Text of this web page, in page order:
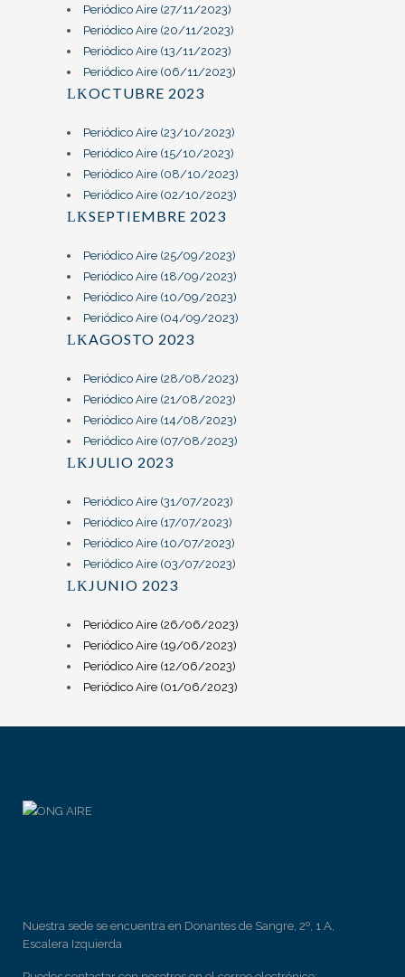
Periódico Aire (27/11/2023)
Periódico Aire (20/11/2023)
Periódico Aire (13/11/2023)
Periódico Aire (06/11/2023)
OCTUBRE 2023
Periódico Aire (23/10/2023)
Periódico Aire (15/10/2023)
Periódico Aire (08/10/2023)
Periódico Aire (02/10/2023)
SEPTIEMBRE 2023
Periódico Aire (25/09/2023)
Periódico Aire (18/09/2023)
Periódico Aire (10/09/2023)
Periódico Aire (04/09/2023)
AGOSTO 2023
Periódico Aire (28/08/2023)
Periódico Aire (21/08/2023)
Periódico Aire (14/08/2023)
Periódico Aire (07/08/2023)
JULIO 2023
Periódico Aire (31/07/2023)
Periódico Aire (17/07/2023)
Periódico Aire (10/07/2023)
Periódico Aire (03/07/2023)
JUNIO 2023
Periódico Aire (26/06/2023)
Periódico Aire (19/06/2023)
Periódico Aire (12/06/2023)
Periódico Aire (01/06/2023)
Nuestra sede se encuentra en Donantes de Sangre, 2º, 1 A,
Escalera Izquierda